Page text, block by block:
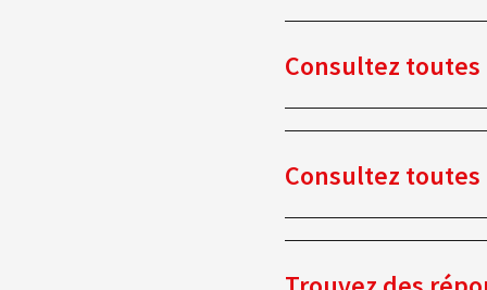
Consultez
Consultez toutes